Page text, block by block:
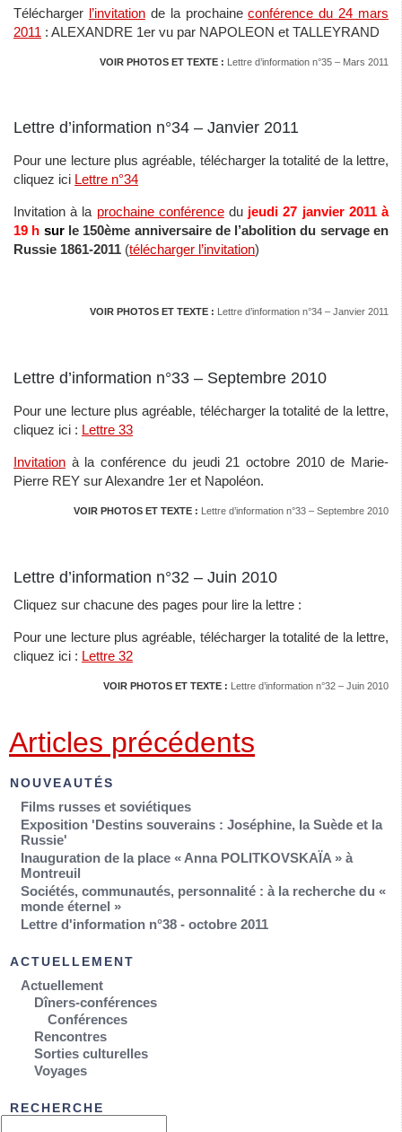
Télécharger l’invitationde la prochaineconférence du 24 mars
2011 : ALEXANDRE 1er vu par NAPOLEON et TALLEYRAND
VOIR PHOTOS ET TEXTE : Lettre d’information n°35 – Mars 2011
Lettre d’information n°34 – Janvier 2011
Pour une lecture plus agréable, télécharger la totalité de la lettre,
cliquez ici Lettre n°34
Invitation à la prochaine conférencedu jeudi 27 janvier 2011 à
19 h sur le 150ème anniversaire de l’abolition du servage en
Russie 1861-2011 (télécharger l’invitation)
VOIR PHOTOS ET TEXTE : Lettre d’information n°34 – Janvier 2011
Lettre d’information n°33 – Septembre 2010
Pour une lecture plus agréable, télécharger la totalité de la lettre,
cliquez ici : Lettre 33
Invitation à la conférence du jeudi 21 octobre 2010 de Marie-
Pierre REY sur Alexandre 1er et Napoléon.
VOIR PHOTOS ET TEXTE : Lettre d’information n°33 – Septembre 2010
Lettre d’information n°32 – Juin 2010
Cliquez sur chacune des pages pour lire la lettre :
Pour une lecture plus agréable, télécharger la totalité de la lettre,
cliquez ici : Lettre 32
VOIR PHOTOS ET TEXTE : Lettre d’information n°32 – Juin 2010
Articles précédents
NOUVEAUTÉS
Films russes et soviétiques
Exposition 'Destins souverains : Joséphine, la Suède et la
Russie'
Inauguration de la place « Anna POLITKOVSKAÏA » à
Montreuil
Sociétés, communautés, personnalité : à la recherche du «
monde éternel »
Lettre d'information n°38 - octobre 2011
ACTUELLEMENT
Actuellement
Dîners-conférences
Conférences
Rencontres
Sorties culturelles
Voyages
RECHERCHE